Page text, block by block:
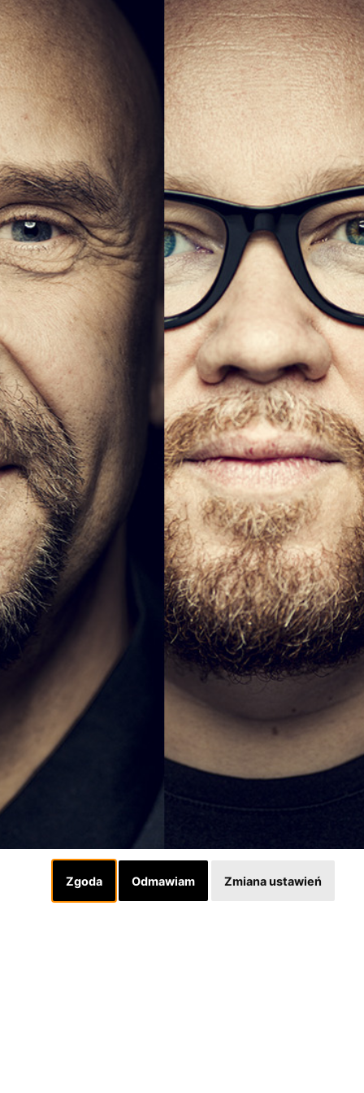
Zgoda Odmawiam Zmiana ustawień